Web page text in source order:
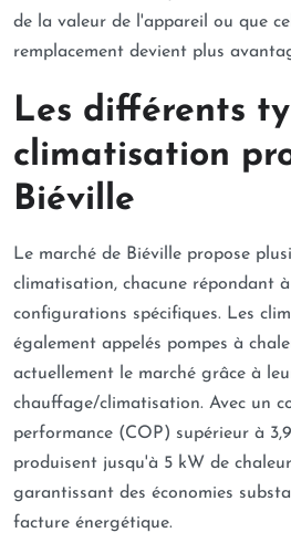
de la valeur de l'appareil ou que
remplacement devient plus
Les différents
climatisation
Biéville
Le marché de Biéville propose
climatisation, chacune répondant
configurations spécifiques. Les
également appelés pompes à
actuellement le marché grâce à
chauffage/climatisation. Avec un
performance (COP) supérieur à
produisent jusqu'à 5 kW de
garantissant des économies
facture énergétique.